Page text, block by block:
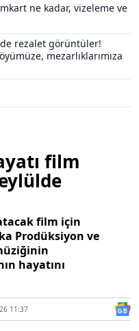
ne kadar, vizeleme ve
rezalet görüntüler!
mezarlıklarımıza
film
film için
Prodüksiyon ve
hayatını
11:37